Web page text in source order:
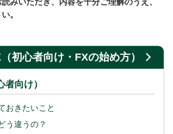
。
初心者向け・FXの始め方）
向け）
おきたいこと
う違うの？